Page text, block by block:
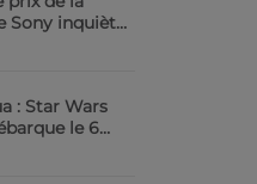
Sony inquiète
: Star Wars
le 6